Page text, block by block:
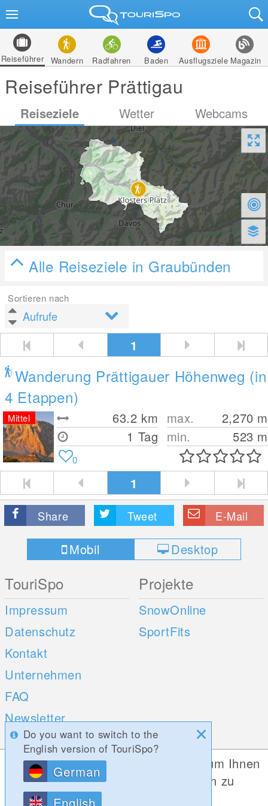
Reiseführer Wandern Radfahren Baden Ausflugsziele Magazin
Reiseführer Prättigau
Reiseziele Wetter Webcams
Alle Reiseziele in Graubünden
Sortieren nach
1
Wanderung Prättigauer Höhenweg (in
4 Etappen)
63.2 km
1 Tag
max. 2,270 m
min.
523 m
Mittel
0
1
Share Tweet E-Mail
Mobil Desktop
TouriSpo
Impressum
Datenschutz
Kontakt
Unternehmen
FAQ
Newsletter
Umfragen
Projekte
SnowOnline
SportFits
Mobile Apps Social Web
Do you want to switch to the
English version of TouriSpo?
German
English
Diese Website verwendet Cookies, um Ihnen
die bestmögliche Funktionalität bieten zu
können.